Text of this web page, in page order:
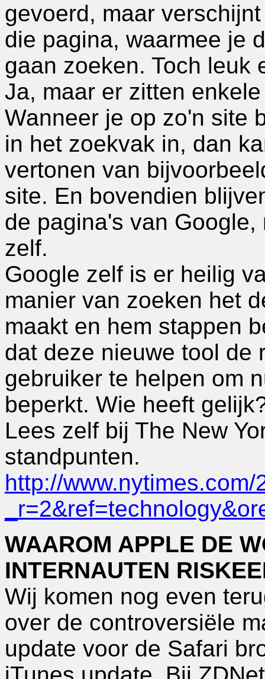
gevoerd, maar
die pagina, waarmee je
gaan zoeken. Toch leuk
Ja, maar er zitten
Wanneer je op zo'n site
in het zoekvak in, dan
vertonen van
site. En bovendien
de pagina's van
zelf.
Google zelf is er heilig
manier van zoeken het
maakt en hem stappen
dat deze nieuwe tool de
gebruiker te helpen om
beperkt. Wie heeft
Lees zelf bij The New
standpunten.
http://
WAAROM APPLE DE
INTERNAUTEN
Wij komen nog even
over de controversiële
update voor de Safari